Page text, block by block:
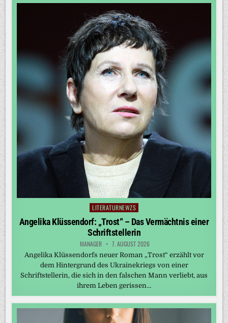
Posted
in
LITERATURNEWZS
Angelika Klüssendorf: „Trost“ – Das Vermächtnis einer
Schriftstellerin
MANAGER 7. AUGUST 2026
Angelika Klüssendorfs neuer Roman „Trost“ erzählt vor
dem Hintergrund des Ukrainekriegs von einer
Schriftstellerin, die sich in den falschen Mann verliebt, aus
ihrem Leben gerissen…